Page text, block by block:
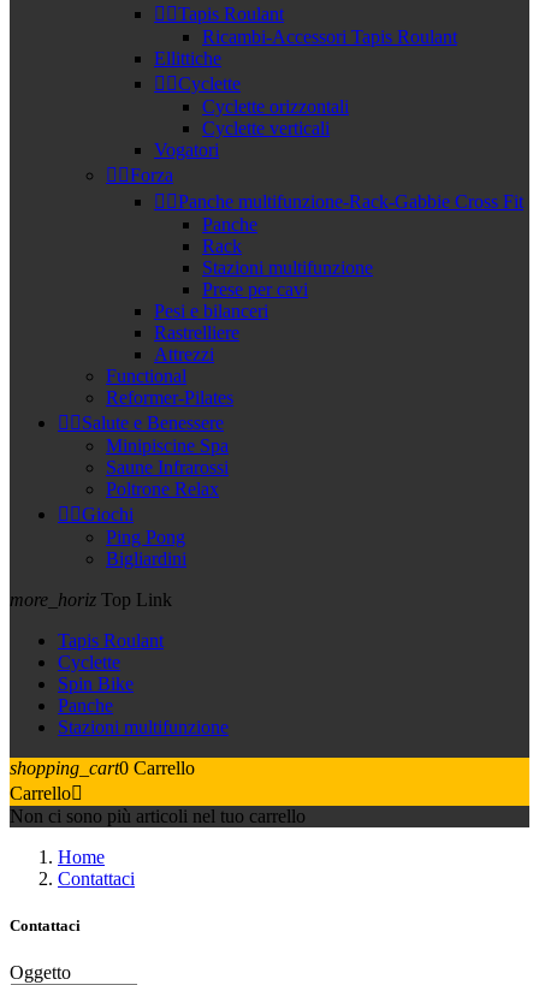
 Tapis Roulant
Ricambi-Accessori Tapis Roulant
Ellittiche
 Cyclette
Cyclette orizzontali
Cyclette verticali
Vogatori
 Forza
 Panche multifunzione-Rack-Gabbie Cross Fit
Panche
Rack
Stazioni multifunzione
Prese per cavi
Pesi e bilanceri
Rastrelliere
Attrezzi
Functional
Reformer-Pilates
 Salute e Benessere
Minipiscine Spa
Saune Infrarossi
Poltrone Relax
 Giochi
Ping Pong
Bigliardini
more_horiz Top Link
Tapis Roulant
Cyclette
Spin Bike
Panche
Stazioni multifunzione
shopping_cart0 Carrello
Carrello
Non ci sono più articoli nel tuo carrello
Home
Contattaci
Contattaci
Oggetto